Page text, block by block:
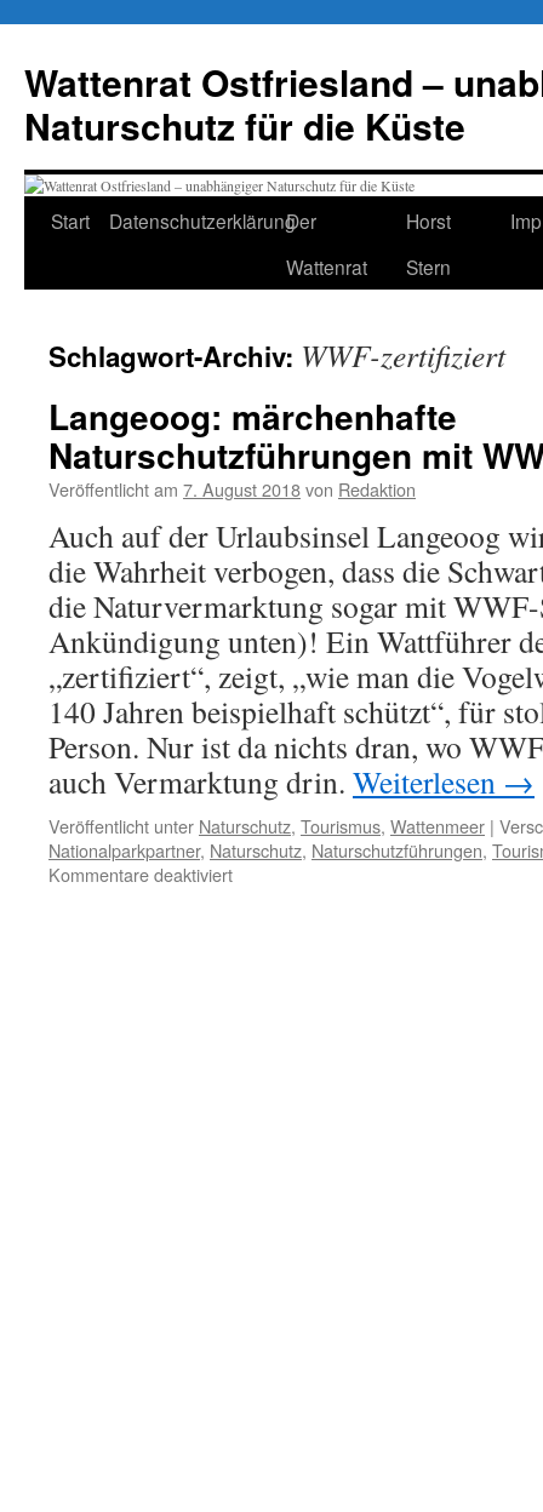
springen
Wattenrat Ostfriesland –
Naturschutz für die Küste
Start DatenschutzerklärungDer
Wattenrat
Horst
Stern
Schlagwort-Archiv: WWF-zertifiziert
Langeoog: märchenhafte
Naturschutzführungen mit
Veröffentlicht am 7. August 2018von Redaktion
Auch auf der Urlaubsinsel Langeoog
die Wahrheit verbogen, dass die
die Naturvermarktung sogar mit
Ankündigung unten)! Ein Wattführer
„zertifiziert“, zeigt, „wie man die
140 Jahren beispielhaft schützt“, für
Person. Nur ist da nichts dran, wo
auch Vermarktung drin. Weiterlesen →
Veröffentlicht unter Naturschutz, Tourismus, Wattenmeer |
Nationalparkpartner, Naturschutz, Naturschutzführungen,
Kommentare deaktiviertfür